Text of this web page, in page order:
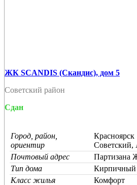
ЖК SCANDIS (Скандис), дом 5
Советский район
Сдан
Город, район,
ориентир
Красноярск
Советский,
Почтовый адрес
Партизана
Тип дома
Кирпичный
Класс жилья
Комфорт